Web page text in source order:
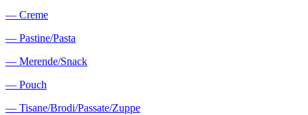
― Creme
― Pastine/Pasta
― Merende/Snack
― Pouch
― Tisane/Brodi/Passate/Zuppe